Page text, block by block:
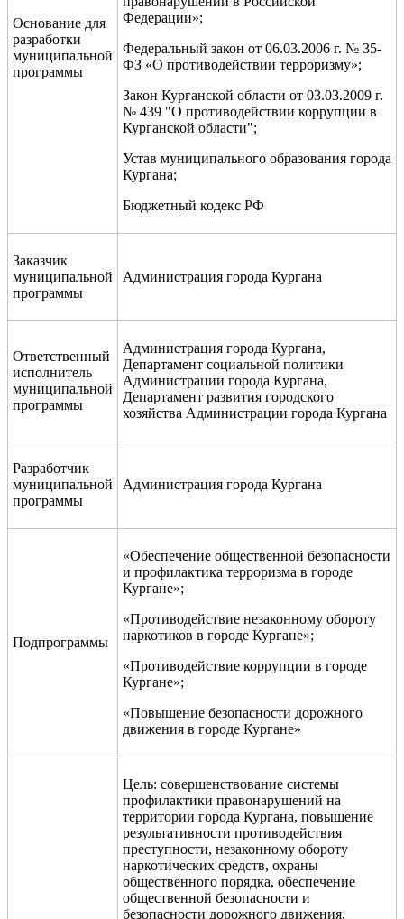
Основание для
разработки
муниципальной
программы
Федерации»;
Федеральный закон от 06.03.2006 г. № 35-
ФЗ «О противодействии терроризму»;
Закон Курганской области от 03.03.2009 г.
№ 439 "О противодействии коррупции в
Курганской области";
Устав муниципального образования города
Кургана;
Бюджетный кодекс РФ
Заказчик
муниципальной
программы
Администрация города Кургана
Ответственный
исполнитель
муниципальной
программы
Администрация города Кургана,
Департамент социальной политики
Администрации города Кургана,
Департамент развития городского
хозяйства Администрации города Кургана
Разработчик
муниципальной
программы
Администрация города Кургана
Подпрограммы
«Обеспечение общественной безопасности
и профилактика терроризма в городе
Кургане»;
«Противодействие незаконному обороту
наркотиков в городе Кургане»;
«Противодействие коррупции в городе
Кургане»;
«Повышение безопасности дорожного
движения в городе Кургане»
Цель: совершенствование системы
профилактики правонарушений на
территории города Кургана, повышение
результативности противодействия
преступности, незаконному обороту
наркотических средств, охраны
общественного порядка, обеспечение
общественной безопасности и
безопасности дорожного движения,